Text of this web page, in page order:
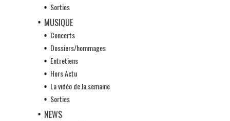
Sorties
MUSIQUE
Concerts
Dossiers/hommages
Entretiens
Hors Actu
La vidéo de la semaine
Sorties
NEWS